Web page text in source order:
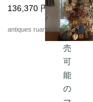
136,370 円
antiques ruan